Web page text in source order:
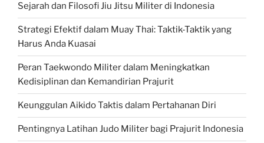
Sejarah dan Filosofi Jiu Jitsu Militer di Indonesia
Strategi Efektif dalam Muay Thai: Taktik-Taktik yang
Harus Anda Kuasai
Peran Taekwondo Militer dalam Meningkatkan
Kedisiplinan dan Kemandirian Prajurit
Keunggulan Aikido Taktis dalam Pertahanan Diri
Pentingnya Latihan Judo Militer bagi Prajurit Indonesia